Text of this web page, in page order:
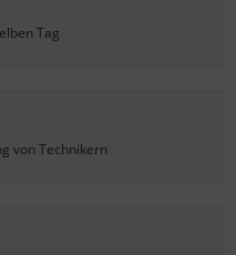
Tag
von Technikern